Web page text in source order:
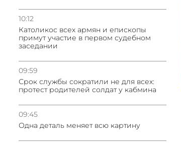
10:12
Католикос всех армян и епископы
примут участие в первом судебном
заседании
09:59
Срок службы сократили не для всех:
протест родителей солдат у кабмина
09:45
Одна деталь меняет всю картину